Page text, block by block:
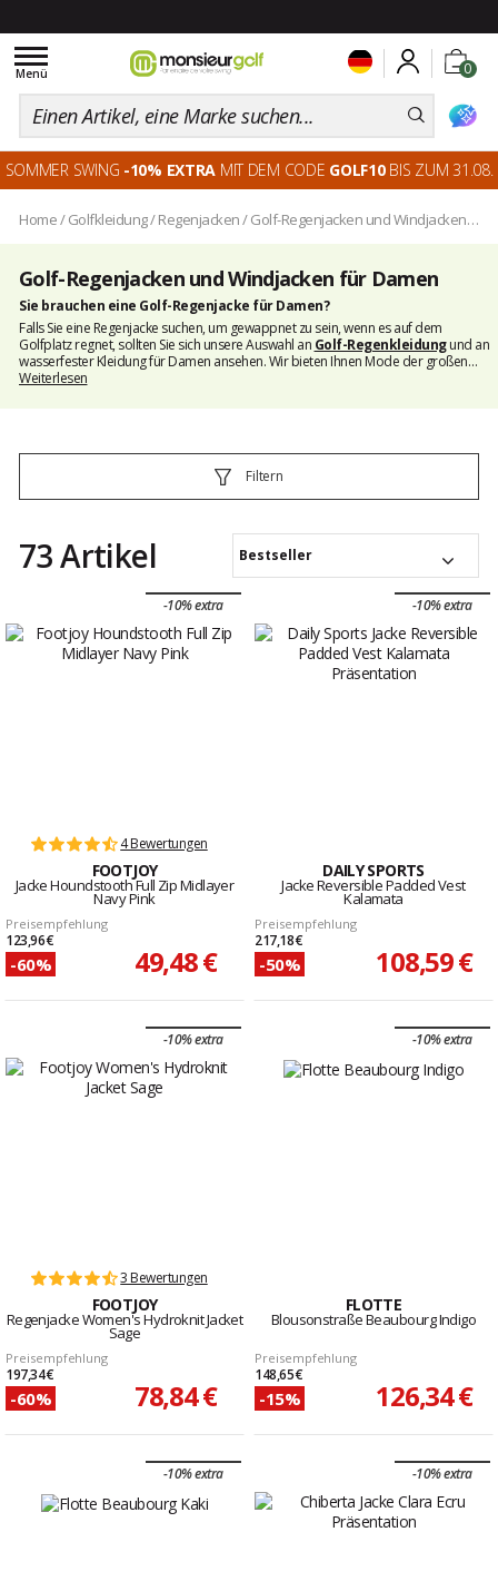
0
Toggle
navigation
Menü
SOMMER SWING -10% EXTRA MIT DEM CODE GOLF10BIS ZUM 31.08.
Home/ Golfkleidung/Regenjacken/Golf-Regenjacken und Windjacken für Damen
Golf-Regenjacken und Windjacken für Damen
Sie brauchen eine Golf-Regenjacke für Damen?
Falls Sie eine Regenjacke suchen, um gewappnet zu sein, wenn es auf dem
Golfplatz regnet, sollten Sie sich unsere Auswahl an Golf-Regenkleidungund an
wasserfester Kleidung für Damen ansehen. Wir bieten Ihnen Mode der großen
Marken wie
sind modisch und so geschnitten, dass sie Ihnen eine optimale Bewegungsfreiheit
Weiterlesen
Filtern
73 Artikel Bestseller
-10% extra
4 Bewertungen
FOOTJOY
Jacke Houndstooth Full Zip Midlayer
Navy Pink
Preisempfehlung
123,96 €
-60% 49,48 €
-10% extra
DAILY SPORTS
Jacke Reversible Padded Vest
Kalamata
Preisempfehlung
217,18 €
-50% 108,59 €
-10% extra
3 Bewertungen
FOOTJOY
Regenjacke Women's Hydroknit Jacket
Sage
Preisempfehlung
197,34 €
-60% 78,84 €
-10% extra
FLOTTE
Blousonstraße Beaubourg Indigo
Preisempfehlung
148,65 €
-15% 126,34 €
-10% extra -10% extra